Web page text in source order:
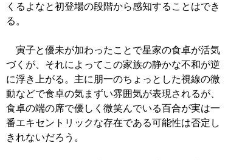
くるよなと初登場の段階から感知することはでき
る。
寅子と優未が加わったことで星家の食卓が活気
づくが、それによってこの家族の静かな不和が逆
に浮き上がる。主に朋一のちょっとした視線の微
動などで食卓の気まずい雰囲気が表現されるが、
食卓の端の席で優しく微笑んでいる百合が実は一
番エキセントリックな存在である可能性は否定し
きれないだろう。